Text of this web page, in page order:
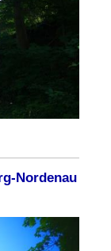
Nordenau